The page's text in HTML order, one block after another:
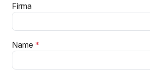
Firma
Name